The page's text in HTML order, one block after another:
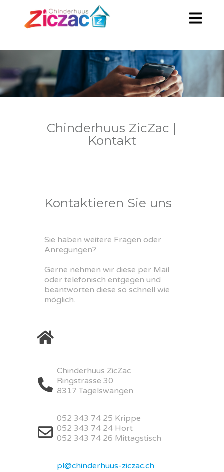
Chinderhuus ZicZac |
Kontakt
Kontaktieren Sie uns
Sie haben weitere Fragen oder
Anregungen?
Gerne nehmen wir diese per Mail
oder telefonisch entgegen und
beantworten diese so schnell wie
möglich.
Chinderhuus ZicZac
Ringstrasse 30
8317 Tagelswangen
052 343 74 25 Krippe
052 343 74 24 Hort
052 343 74 26 Mittagstisch
pl@chinderhuus-ziczac.ch